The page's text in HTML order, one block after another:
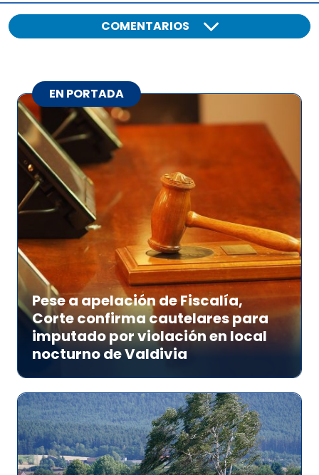
COMENTARIOS
EN PORTADA
Pese a apelación de Fiscalía,
Corte confirma cautelares para
imputado por violación en local
nocturno de Valdivia